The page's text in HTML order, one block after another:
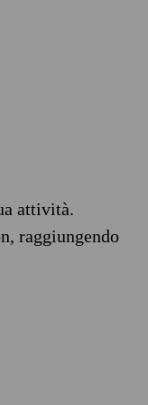
attività.
raggiungendo